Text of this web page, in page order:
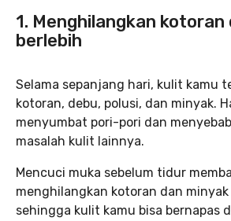
1. Menghilangkan kotoran
berlebih
Selama sepanjang hari, kulit kamu
kotoran, debu, polusi, dan minyak.
menyumbat pori-pori dan
masalah kulit lainnya.
Mencuci muka sebelum tidur
menghilangkan kotoran dan minyak
sehingga kulit kamu bisa bernapas